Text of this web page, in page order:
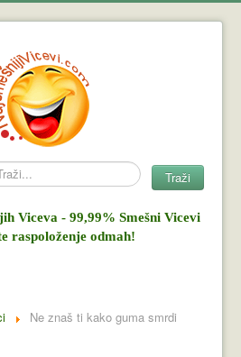
Traži
Viceva - 99,99% Smešni Vicevi
raspoloženje odmah!
Ne znaš ti kako guma smrdi